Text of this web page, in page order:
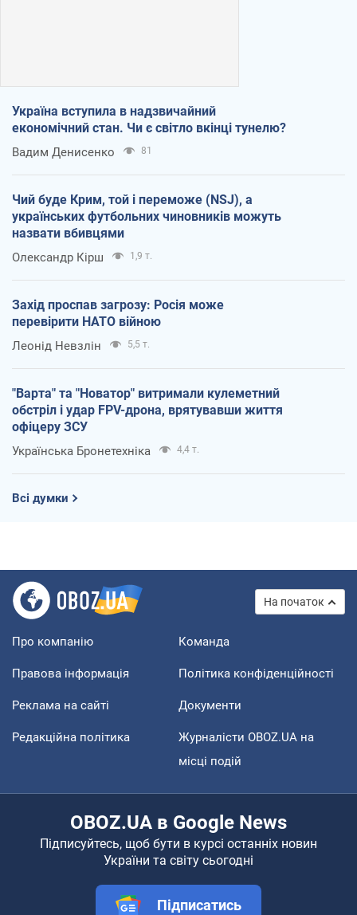
Україна вступила в надзвичайний
економічний стан. Чи є світло вкінці тунелю?
Вадим Денисенко 81
Чий буде Крим, той і переможе (NSJ), а
українських футбольних чиновників можуть
назвати вбивцями
Олександр Кірш 1,9 т.
Захід проспав загрозу: Росія може
перевірити НАТО війною
Леонід Невзлін 5,5 т.
"Варта" та "Новатор" витримали кулеметний
обстріл і удар FPV-дрона, врятувавши життя
офіцеру ЗСУ
Українська Бронетехніка 4,4 т.
Всі думки
На початок
Про компанію Команда
Правова інформація Політика конфіденційності
Реклама на сайті Документи
Редакційна політика
Журналісти OBOZ.UA на
місці подій
OBOZ.UA в Google News
Підписуйтесь, щоб бути в курсі останніх новин
України та світу сьогодні
Підписатись